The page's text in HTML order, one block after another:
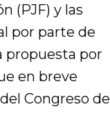
(PJF) y las
por parte de
propuesta por
en breve
Congreso de